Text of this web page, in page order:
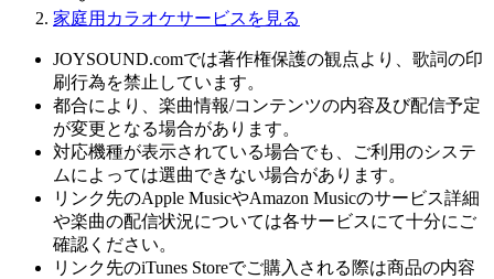
家庭用カラオケサービスを見る
JOYSOUND.comでは著作権保護の観点より、歌詞の印
刷行為を禁止しています。
都合により、楽曲情報/コンテンツの内容及び配信予定
が変更となる場合があります。
対応機種が表示されている場合でも、ご利用のシステ
ムによっては選曲できない場合があります。
リンク先のApple MusicやAmazon Musicのサービス詳細
や楽曲の配信状況については各サービスにて十分にご
確認ください。
リンク先のiTunes Storeでご購入される際は商品の内容